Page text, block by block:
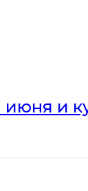
июня и